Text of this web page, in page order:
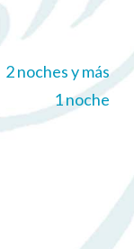
2 noches y más
1 noche